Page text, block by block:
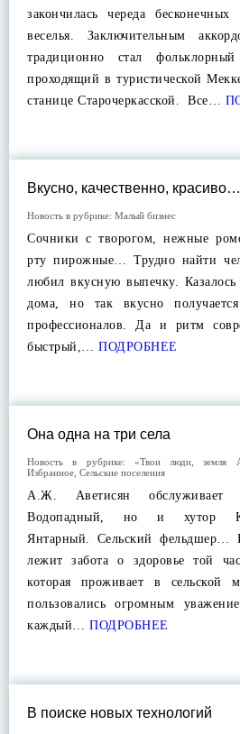
закончилась череда
веселья. Заключительным
традиционно стал
проходящий в туристической
станице Старочеркасской. Все…
Вкусно, качественно, красиво…
Новость в рубрике: Малый бизнес
Сочники с творогом, нежные
рту пирожные… Трудно найти
любил вкусную выпечку.
дома, но так вкусно
профессионалов. Да и ритм
быстрый,… ПОДРОБНЕЕ
Она одна на три села
Новость в рубрике: «Твои люди, земля
Избранное Сельские поселения
А.Ж. Аветисян обслуживает
Водопадный, но и хутор
Янтарный. Сельский фельдшер…
лежит забота о здоровье той
которая проживает в сельской
пользовались огромным
каждый… ПОДРОБНЕЕ
В поиске новых технологий